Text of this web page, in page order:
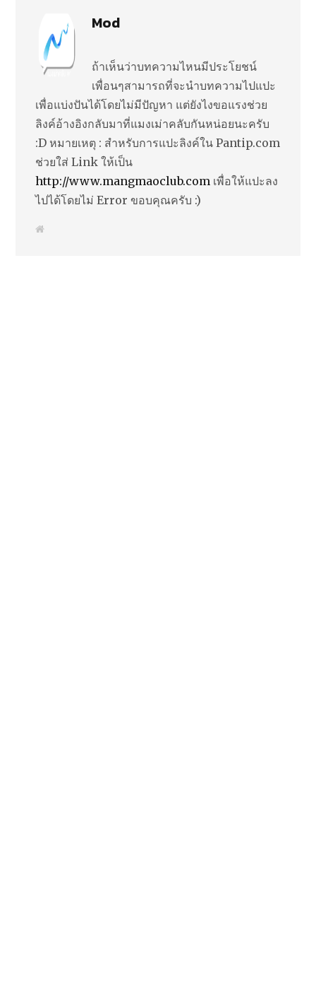
Mod
ถ้าเห็นว่าบทความไหนมีประโยชน์
เพื่อนๆสามารถที่จะนำบทความไปแปะ
เพื่อแบ่งปันได้โดยไม่มีปัญหา แต่ยังไงขอแรงช่วย
ลิงค์อ้างอิงกลับมาที่แมงเม่าคลับกันหน่อยนะครับ
:D หมายเหตุ : สำหรับการแปะลิงค์ใน Pantip.com
ช่วยใส่ Link ให้เป็น
http://www.mangmaoclub.com เพื่อให้แปะลง
ไปได้โดยไม่ Error ขอบคุณครับ :)